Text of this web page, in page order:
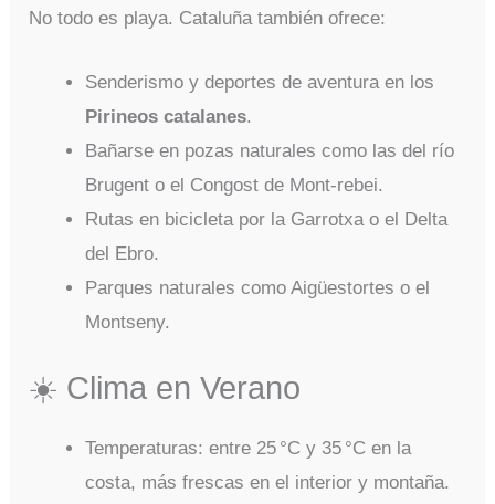
No todo es playa. Cataluña también ofrece:
Senderismo y deportes de aventura en los
Pirineos catalanes.
Bañarse en pozas naturales como las del río
Brugent o el Congost de Mont-rebei.
Rutas en bicicleta por la Garrotxa o el Delta
del Ebro.
Parques naturales como Aigüestortes o el
Montseny.
☀️ Clima en Verano
Temperaturas: entre 25 °C y 35 °C en la
costa, más frescas en el interior y montaña.